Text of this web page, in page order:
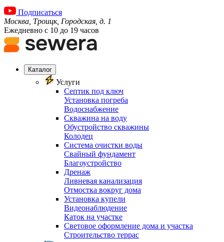
Подписаться
Москва, Троицк, Городская, д. 1
Ежедневно с 10 до 19 часов
Каталог
Услуги
Септик под ключ
Установка погреба
Водоснабжение
Скважина на воду
Обустройство скважины
Колодец
Система очистки воды
Свайный фундамент
Благоустройство
Дренаж
Ливневая канализация
Отмостка вокруг дома
Установка купели
Видеонаблюдение
Каток на участке
Световое оформление дома и участка
Строительство террас